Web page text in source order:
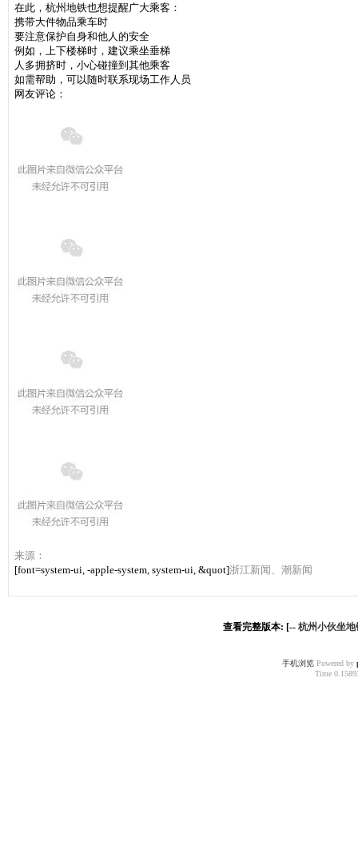
在此，杭州地铁也想提醒广大乘客：
携带大件物品乘车时
要注意保护自身和他人的安全
例如，上下楼梯时，建议乘坐垂梯
人多拥挤时，小心碰撞到其他乘客
如需帮助，可以随时联系现场工作人员
网友评论：
来源：
[font=system-ui, -apple-system, system-ui, &quot]浙江新闻、潮新闻
查看完整版本: [-- 杭州小伙坐
手机浏览Powered by
Time